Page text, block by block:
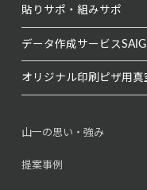
貼りサポ・組みサポ
データ作成サービス
オリジナル印刷 ピザ用真
山一の思い・強み
提案事例